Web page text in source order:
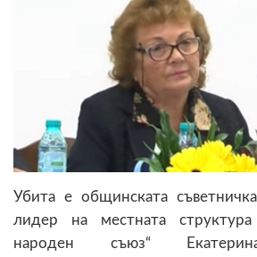
Убита е общинската
лидер на местната
народен съюз“